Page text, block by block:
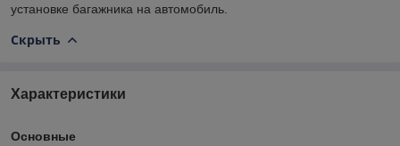
установке багажника на автомобиль.
Скрыть
Характеристики
Основные